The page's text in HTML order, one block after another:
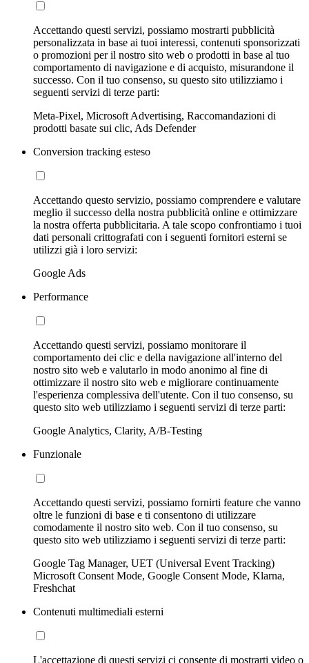
Accettando questi servizi, possiamo mostrarti pubblicità
personalizzata in base ai tuoi interessi, contenuti sponsorizzati
o promozioni per il nostro sito web o prodotti in base al tuo
comportamento di navigazione e di acquisto, misurandone il
successo. Con il tuo consenso, su questo sito utilizziamo i
seguenti servizi di terze parti:
Meta-Pixel, Microsoft Advertising, Raccomandazioni di
prodotti basate sui clic, Ads Defender
Conversion tracking esteso
Accettando questo servizio, possiamo comprendere e valutare
meglio il successo della nostra pubblicità online e ottimizzare
la nostra offerta pubblicitaria. A tale scopo confrontiamo i tuoi
dati personali crittografati con i seguenti fornitori esterni se
utilizzi già i loro servizi:
Google Ads
Performance
Accettando questi servizi, possiamo monitorare il
comportamento dei clic e della navigazione all'interno del
nostro sito web e valutarlo in modo anonimo al fine di
ottimizzare il nostro sito web e migliorare continuamente
l'esperienza complessiva dell'utente. Con il tuo consenso, su
questo sito web utilizziamo i seguenti servizi di terze parti:
Google Analytics, Clarity, A/B-Testing
Funzionale
Accettando questi servizi, possiamo fornirti feature che vanno
oltre le funzioni di base e ti consentono di utilizzare
comodamente il nostro sito web. Con il tuo consenso, su
questo sito web utilizziamo i seguenti servizi di terze parti:
Google Tag Manager, UET (Universal Event Tracking)
Microsoft Consent Mode, Google Consent Mode, Klarna,
Freshchat
Contenuti multimediali esterni
L'accettazione di questi servizi ci consente di mostrarti video o